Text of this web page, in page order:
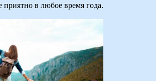
в любое время года.